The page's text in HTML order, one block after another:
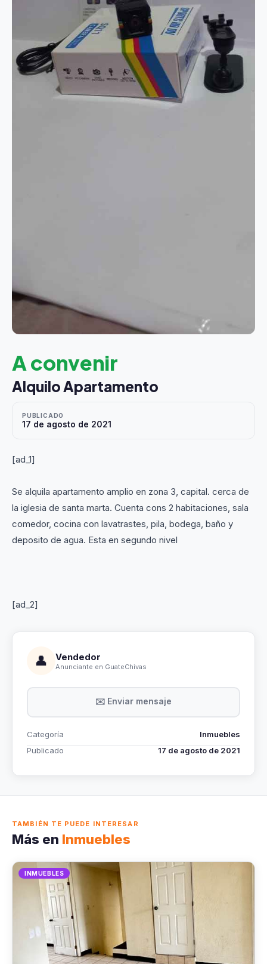
A convenir
Alquilo Apartamento
PUBLICADO
17 de agosto de 2021
[ad_1]
Se alquila apartamento amplio en zona 3, capital. cerca de
la iglesia de santa marta. Cuenta cons 2 habitaciones, sala
comedor, cocina con lavatrastes, pila, bodega, baño y
deposito de agua. Esta en segundo nivel
[ad_2]
👤 Vendedor
Anunciante en GuateChivas
✉️ Enviar mensaje
Categoría
Inmuebles
Publicado
17 de agosto de 2021
TAMBIÉN TE PUEDE INTERESAR
Más en Inmuebles
INMUEBLES